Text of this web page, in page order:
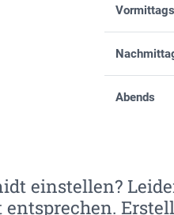
Vormittags
Abends
einstellen?